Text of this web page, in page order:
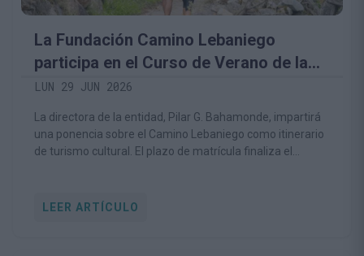
La Fundación Camino Lebaniego
participa en el Curso de Verano de la
UC sobre patrimonio cultural y turismo
LUN 29 JUN 2026
La directora de la entidad, Pilar G. Bahamonde, impartirá
una ponencia sobre el Camino Lebaniego como itinerario
de turismo cultural. El plazo de matrícula finaliza el
LEER ARTÍCULO